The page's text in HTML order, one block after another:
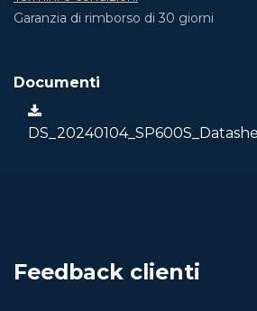
Garanzia di rimborso di 30 giorni
Documenti
Feedback clienti